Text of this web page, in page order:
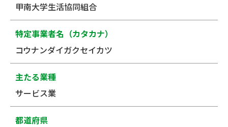
甲南大学生活協同組合
特定事業者名（カタカナ）
コウナンダイガクセイカツ
主たる業種
サービス業
都道府県